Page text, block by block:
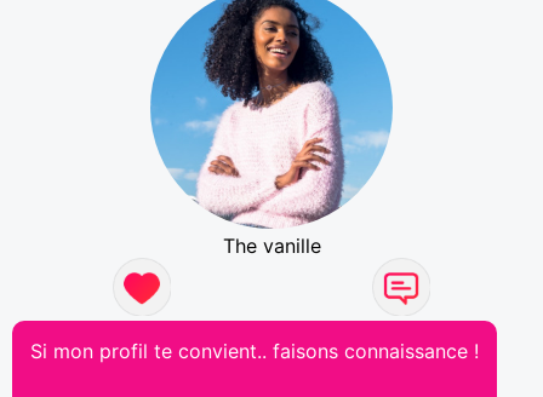
The vanille
Si mon profil te convient.. faisons connaissance !